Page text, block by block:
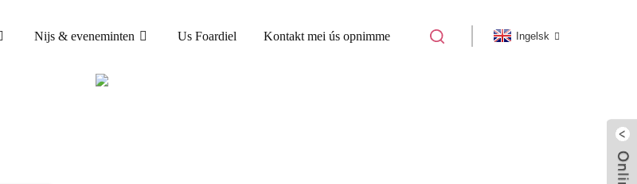
Nijs & eveneminten Us Foardiel Kontakt mei ús opnimme Ingelsk